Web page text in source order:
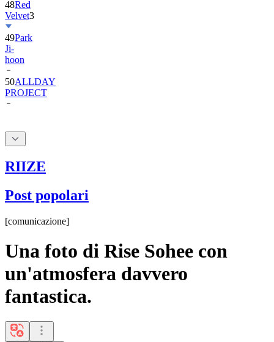
49Park
Ji-
hoon
50ALLDAY
PROJECT
RIIZE
Post popolari
[comunicazione]
Una foto di Rise Sohee con
un'atmosfera davvero
fantastica.